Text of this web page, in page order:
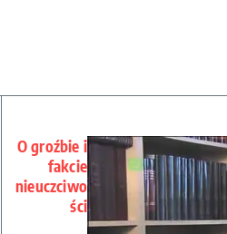
O groźbie i
fakcie
nieuczciwo
ści